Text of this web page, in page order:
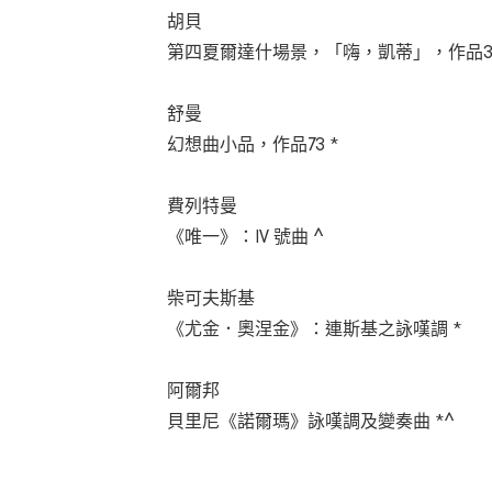
胡貝
第四夏爾達什場景，「嗨，凱蒂」，作品
舒曼
幻想曲小品，作品73 *
費列特曼
《唯一》：IV 號曲 ^
柴可夫斯基
《尤金．奧涅金》：連斯基之詠嘆調 *
阿爾邦
貝里尼《諾爾瑪》詠嘆調及變奏曲 *^